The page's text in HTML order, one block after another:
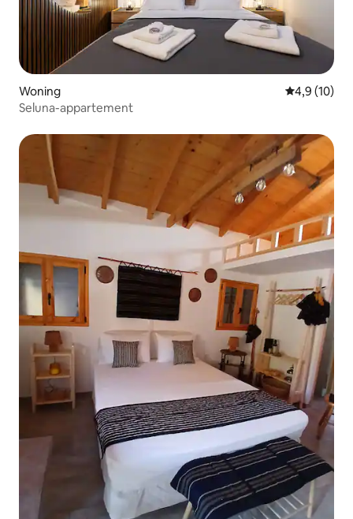
Woning
4,9 (10)
Seluna-appartement